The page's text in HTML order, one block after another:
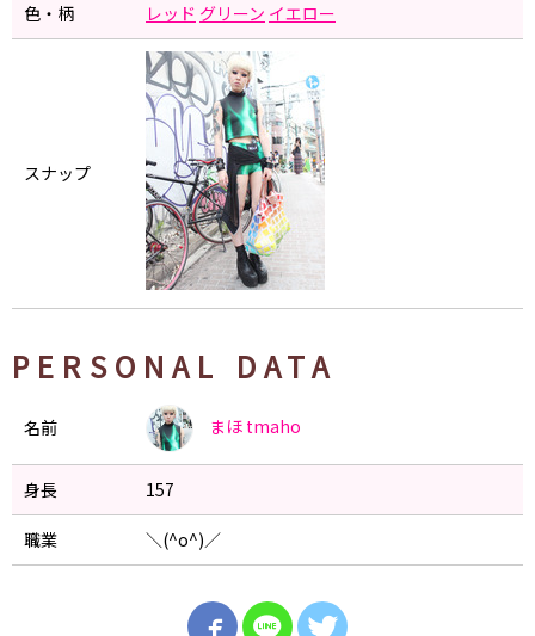
色・柄 レッド グリーン イエロー
スナップ
PERSONAL DATA
名前 まほ tmaho
身長 157
職業 ＼(^o^)／